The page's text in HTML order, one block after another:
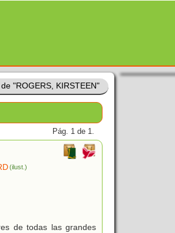
"ROGERS, KIRSTEEN"
Pág. 1 de 1.
(ilust.)
de todas las grandes